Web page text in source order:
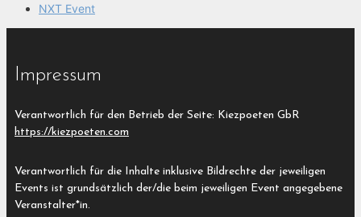
NXT Event
Impressum
Verantwortlich für den Betrieb der Seite: Kiezpoeten GbR
https://kiezpoeten.com
Verantwortlich für die Inhalte inklusive Bildrechte der jeweiligen
Events ist grundsätzlich der/die beim jeweiligen Event angegebene
Veranstalter*in.